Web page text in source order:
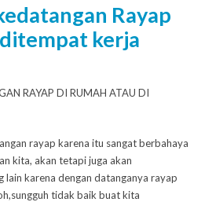
Rayap
kerja
RAYAP DI RUMAH ATAU DI
rayap karena itu sangat berbahaya
kita, akan tetapi juga akan
lain karena dengan datanganya rayap
tidak baik buat kita